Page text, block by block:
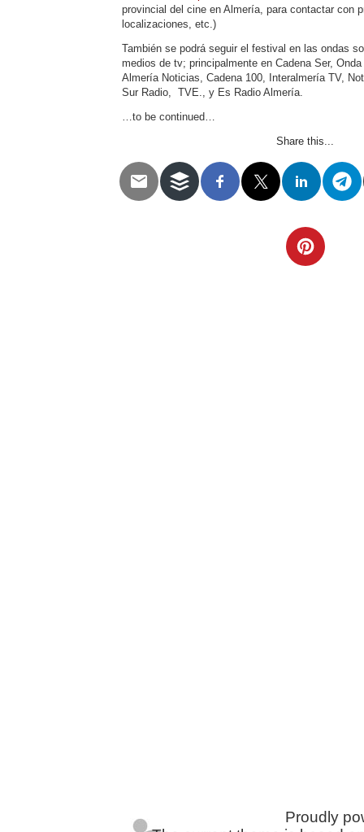
provincial del cine en Almería, para contactar con
localizaciones, etc.)
También se podrá seguir el festival en las ondas
medios de tv; principalmente en Cadena Ser,
Almería Noticias, Cadena 100, Interalmería TV,
Sur Radio, TVE., y Es Radio Almería.
…to be continued…
Share this...
Proudly